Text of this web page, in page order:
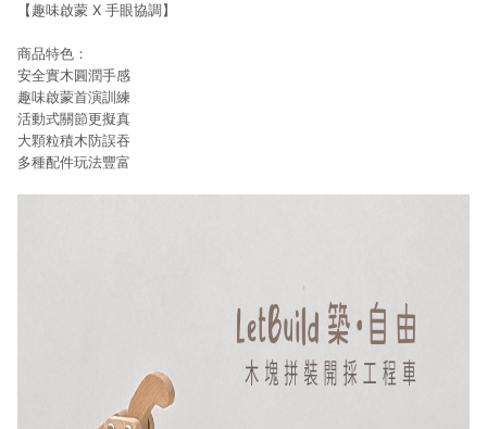
【趣味啟蒙 X 手眼協調】
商品特色：
安全實木圓潤手感
趣味啟蒙首演訓練
活動式關節更擬真
大顆粒積木防誤吞
多種配件玩法豐富